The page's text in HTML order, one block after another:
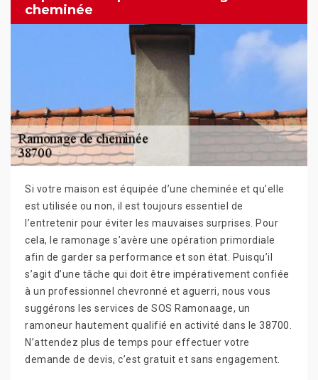
cheminée
Si votre maison est équipée d’une cheminée et qu’elle
est utilisée ou non, il est toujours essentiel de
l’entretenir pour éviter les mauvaises surprises. Pour
cela, le ramonage s’avère une opération primordiale
afin de garder sa performance et son état. Puisqu’il
s’agit d’une tâche qui doit être impérativement confiée
à un professionnel chevronné et aguerri, nous vous
suggérons les services de SOS Ramonaage, un
ramoneur hautement qualifié en activité dans le 38700.
N’attendez plus de temps pour effectuer votre
demande de devis, c’est gratuit et sans engagement.